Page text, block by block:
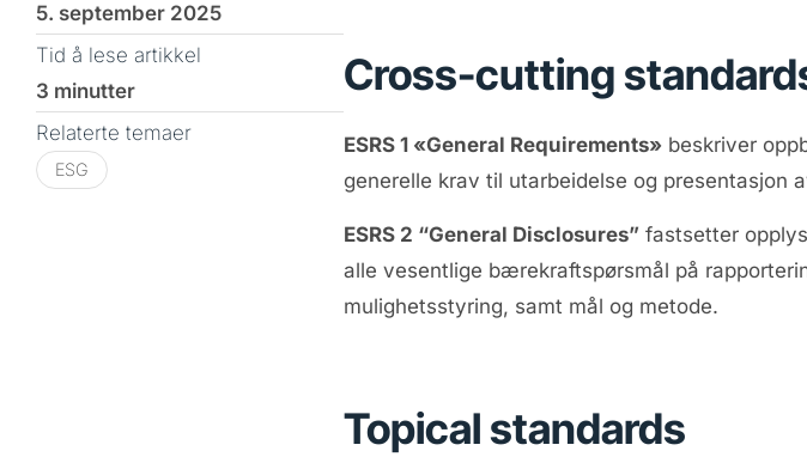
5. september 2025
Tid å lese artikkel
3 minutter
Relaterte temaer
ESG
Cross-cutting
ESRS 1 «General Requirements»beskriver
generelle krav til utarbeidelse og presentasjon
ESRS 2 “General Disclosures” fastsetter
alle vesentlige bærekraftspørsmål på
mulighetsstyring, samt mål og metode.
Topical standards